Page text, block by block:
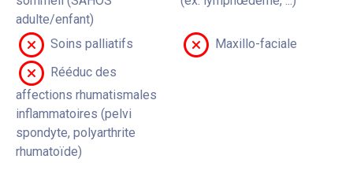
adulte/enfant)
Soins palliatifs
Maxillo-faciale
Rééduc des
affections rhumatismales
inflammatoires (pelvi
spondyte, polyarthrite
rhumatoïde)